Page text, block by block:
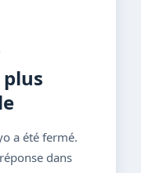
plus
a été fermé.
dans